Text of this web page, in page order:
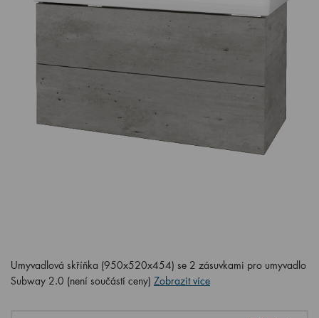
Umyvadlová skříňka (950x520x454) se 2 zásuvkami pro umyvadlo
Subway 2.0 (není součástí ceny) Zobrazit více